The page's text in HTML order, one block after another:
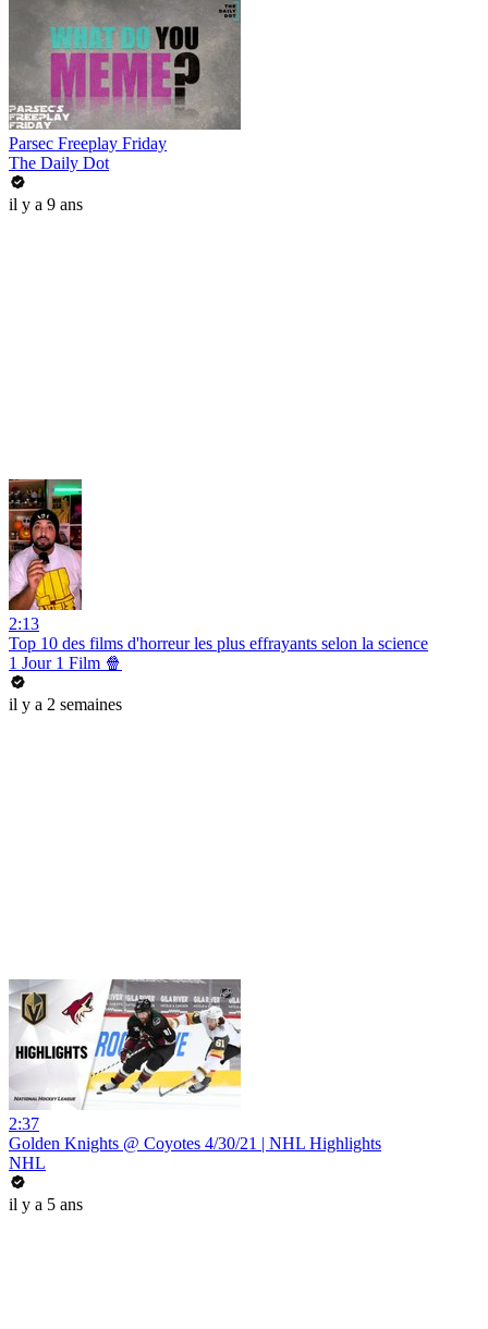
Parsec Freeplay Friday
The Daily Dot
il y a 9 ans
2:13
Top 10 des films d'horreur les plus effrayants selon la science
1 Jour 1 Film 🍿
il y a 2 semaines
2:37
Golden Knights @ Coyotes 4/30/21 | NHL Highlights
NHL
il y a 5 ans